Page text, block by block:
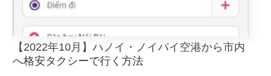
【2022年10月】ハノイ・ノイバイ空港から市内
へ格安タクシーで行く方法